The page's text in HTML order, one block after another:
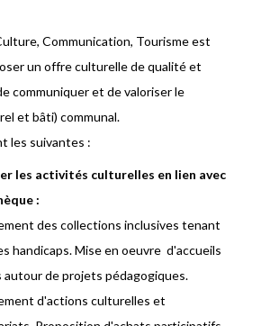
Communication, Tourisme est
un offre culturelle de qualité et
communiquer et de valoriser le
et bâti) communal.
les suivantes :
les activités culturelles en lien avec
:
des collections inclusives tenant
handicaps. Mise en oeuvre d'accueils
autour de projets pédagogiques.
d'actions culturelles et